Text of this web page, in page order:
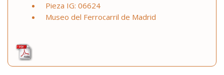
Pieza IG: 06624
Museo del Ferrocarril de Madrid